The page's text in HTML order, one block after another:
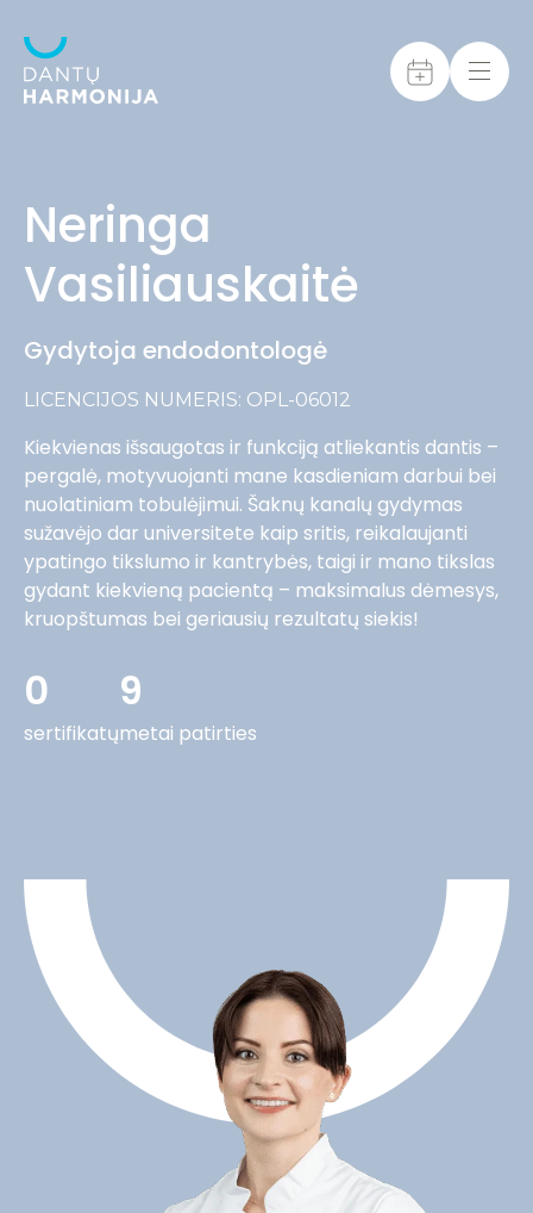
Neringa
Vasiliauskaitė
Gydytoja endodontologė
LICENCIJOS NUMERIS: OPL-06012
Kiekvienas išsaugotas ir funkciją atliekantis dantis –
pergalė, motyvuojanti mane kasdieniam darbui bei
nuolatiniam tobulėjimui. Šaknų kanalų gydymas
sužavėjo dar universitete kaip sritis, reikalaujanti
ypatingo tikslumo ir kantrybės, taigi ir mano tikslas
gydant kiekvieną pacientą – maksimalus dėmesys,
kruopštumas bei geriausių rezultatų siekis!
0
sertifikatų
9
metai patirties